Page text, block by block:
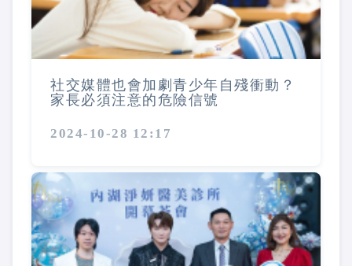
社交媒體也會加劇青少年自殘衝動？
家長必須注意的危險信號
2024-10-28 12:17